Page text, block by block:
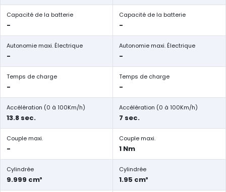
Capacité de la batterie
-
Capacité de la batterie
-
Autonomie maxi. Électrique
-
Autonomie maxi. Électrique
-
Temps de charge
-
Temps de charge
-
Accélération (0 à 100Km/h)
13.8 sec.
Accélération (0 à 100Km/h)
7 sec.
Couple maxi.
-
Couple maxi.
1 Nm
Cylindrée
9.999 cm³
Cylindrée
1.95 cm³